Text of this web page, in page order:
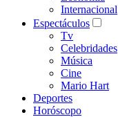
Internacional
Espectáculos
Tv
Celebridades
Música
Cine
Mario Hart
Deportes
Horóscopo